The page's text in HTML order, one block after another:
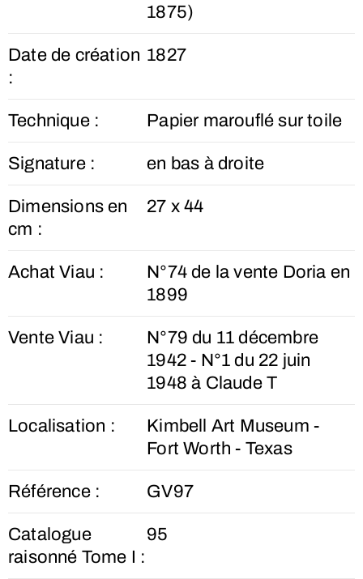
1875)
Date de création
:
1827
Technique : Papier marouflé sur toile
Signature : en bas à droite
Dimensions en
cm :
27 x 44
Achat Viau :
N°74 de la vente Doria en
1899
Vente Viau :
N°79 du 11 décembre
1942 - N°1 du 22 juin
1948 à Claude T
Localisation :
Kimbell Art Museum -
Fort Worth - Texas
Référence : GV97
Catalogue
raisonné Tome I :
95